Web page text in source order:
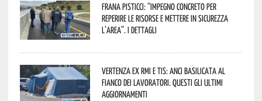
Frana Pisticci: “Impegno concreto per
reperire le risorse e mettere in sicurezza
l’area”. I dettagli
Vertenza ex RMI e TIS: ANCI Basilicata al
fianco dei lavoratori. Questi gli ultimi
aggiornamenti